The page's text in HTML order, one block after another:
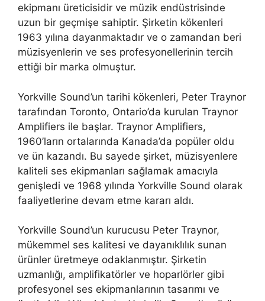
ekipmanı üreticisidir ve müzik endüstrisinde
uzun bir geçmişe sahiptir. Şirketin kökenleri
1963 yılına dayanmaktadır ve o zamandan beri
müzisyenlerin ve ses profesyonellerinin tercih
ettiği bir marka olmuştur.
Yorkville Sound’un tarihi kökenleri, Peter Traynor
tarafından Toronto, Ontario’da kurulan Traynor
Amplifiers ile başlar. Traynor Amplifiers,
1960’ların ortalarında Kanada’da popüler oldu
ve ün kazandı. Bu sayede şirket, müzisyenlere
kaliteli ses ekipmanları sağlamak amacıyla
genişledi ve 1968 yılında Yorkville Sound olarak
faaliyetlerine devam etme kararı aldı.
Yorkville Sound’un kurucusu Peter Traynor,
mükemmel ses kalitesi ve dayanıklılık sunan
ürünler üretmeye odaklanmıştır. Şirketin
uzmanlığı, amplifikatörler ve hoparlörler gibi
profesyonel ses ekipmanlarının tasarımı ve